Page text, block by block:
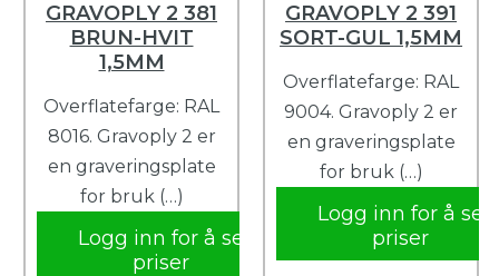
GRAVOPLY 2 381
BRUN-HVIT
1,5MM
Overflatefarge: RAL
8016. Gravoply 2 er
en graveringsplate
for bruk (…)
Logg inn for å se
priser
GRAVOPLY 2 391
SORT-GUL 1,5MM
Overflatefarge: RAL
9004. Gravoply 2 er
en graveringsplate
for bruk (…)
Logg inn for å se
priser